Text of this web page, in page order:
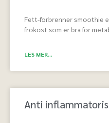
Fett-forbrenner smoothie
frokost som er bra for
LES MER...
Anti